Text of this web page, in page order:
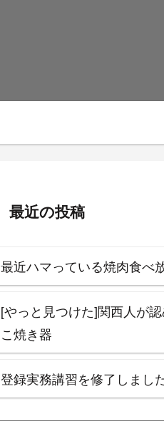
最近の投稿
最近ハマっている焼肉食べ
[やっと見つけた]関西人が
こ焼き器
登録実務講習を修了しまし